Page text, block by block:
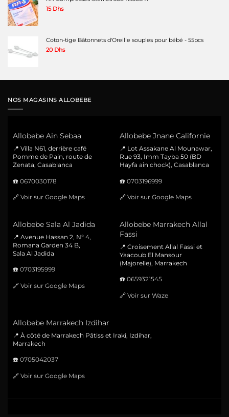
15 Dhs
Coton-tige Bâtonnets d'Oreille souples pour bébé - 55pcs
20 Dhs
NOS MAGASINS ALLOBEBE
Allobebe Ain Sebaa
📍 Villa N61, derrière café
Pomme de Pain, route de
Zenata, Casablanca
☎️ 0670030178
🔗 Voir sur Google Maps
Allobebe Jnane Californie
📍 Lot Assakane Al Mounawar,
Rue 93, Imm Tayba 50 (BD
Hayfa ain chock), Casablanca
☎️ 0703196999
🔗 Voir sur Google Maps
Allobebe Sala Al Jadida
📍 Avenue Hassan 2, N° 4,
Romana Garden 34 B,
Sala Al Jadida
☎️ 0703195999
🔗 Voir sur Google Maps
Allobebe Marrakech Allal
Fassi
📍 Croisement Allal Fassi et
Yaacoub El Mansour
(Majorelle), Marrakech
☎️ 0659321545
🔗 Voir sur Waze
Allobebe Marrakech Izdihar
📍 À côté de Marrakech Pâtiss et Iraki, Izdihar,
Marrakech
☎️ 0705042037
🔗 Voir sur Google Maps